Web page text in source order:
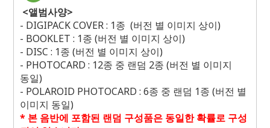
<앨범사양>
- DIGIPACK COVER : 1종 (버전 별 이미지 상이)
- BOOKLET : 1종 (버전 별 이미지 상이)
- DISC : 1종 (버전 별 이미지 상이)
- PHOTOCARD : 12종 중 랜덤 2종 (버전 별 이미지
동일)
- POLAROID PHOTOCARD : 6종 중 랜덤 1종 (버전 별
이미지 동일)
* 본 음반에 포함된 랜덤 구성품은 동일한 확률로 구성